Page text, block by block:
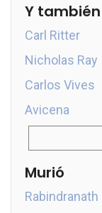
Y también
Carl Ritter
Nicholas Ray
Carlos Vives
Avicena
Murió
Rabindranath